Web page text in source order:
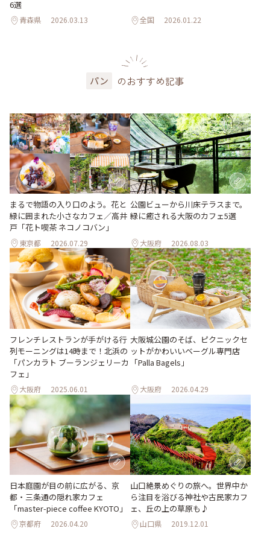
6選
青森県 2026.03.13 全国 2026.01.22
パン のおすすめ記事
まるで物語の入り口のよう。花と
緑に囲まれた小さなカフェ／高井
戸「花ト喫茶 ネコノコバン」
東京都 2026.07.29
公園ビューから川床テラスまで。
緑に癒される大阪のカフェ5選
大阪府 2026.08.03
フレンチレストランが手がける行
列モーニングは14時まで！北浜の
「パンカラト ブーランジェリーカ
フェ」
大阪府 2025.06.01
大阪城公園のそば、ピクニックセ
ットがかわいいベーグル専門店
「Palla Bagels」
大阪府 2026.04.29
日本庭園が目の前に広がる、京
都・三条通の隠れ家カフェ
「master-piece coffee KYOTO」
京都府 2026.04.20
山口絶景めぐりの旅へ。世界中か
ら注目を浴びる神社や古民家カフ
ェ、丘の上の草原も♪
山口県 2019.12.01